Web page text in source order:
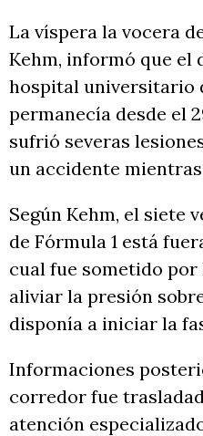
La víspera la vocera
Kehm, informó que el
hospital universitario
permanecía desde el
sufrió severas
un accidente
Según Kehm, el siete
de Fórmula 1 está
cual fue sometido por
aliviar la presión
disponía a iniciar la
Informaciones
corredor fue
atención